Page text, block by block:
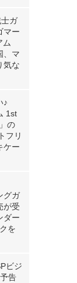
ガ
マー
ム
、マ
気な
♪
1st
の
フリ
ケー
グガ
が受
ダー
を
ビジ
告